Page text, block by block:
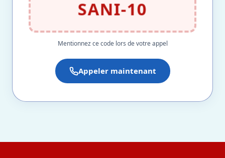
SANI-10
Mentionnez ce code lors de votre appel
Appeler maintenant